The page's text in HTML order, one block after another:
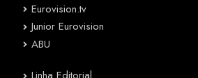
Eurovision.tv
Junior Eurovision
ABU